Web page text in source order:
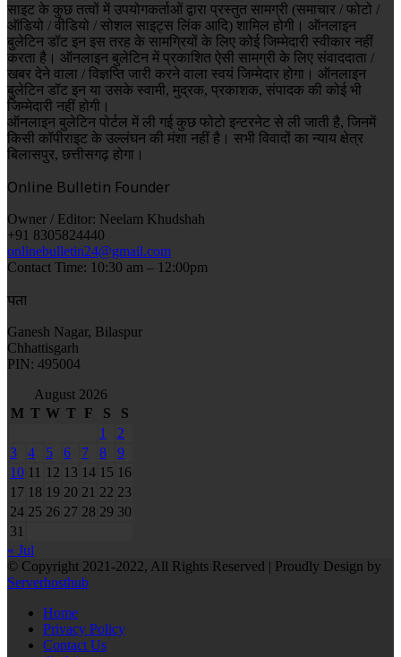
साइट के कुछ तत्वों में उपयोगकर्ताओं द्वारा प्रस्तुत सामग्री (समाचार / फोटो /
ऑडियो / वीडियो / सोशल साइट्स लिंक आदि) शामिल होगी। ऑनलाइन
बुलेटिन डॉट इन इस तरह के सामग्रियों के लिए कोई जिम्मेदारी स्वीकार नहीं
करता है। ऑनलाइन बुलेटिन में प्रकाशित ऐसी सामग्री के लिए संवाददाता /
खबर देने वाला / विज्ञप्ति जारी करने वाला स्वयं जिम्मेदार होगा। ऑनलाइन
बुलेटिन डॉट इन या उसके स्वामी, मुद्रक, प्रकाशक, संपादक की कोई भी
जिम्मेदारी नहीं होगी।
ऑनलाइन बुलेटिन पोर्टल में ली गई कुछ फोटो इन्टरनेट से ली जाती है, जिनमें
किसी कॉपीराइट के उल्लंघन की मंशा नहीं है। सभी विवादों का न्याय क्षेत्र
बिलासपुर, छत्तीसगढ़ होगा।
Online Bulletin Founder
Owner / Editor: Neelam Khudshah
+91 8305824440
onlinebulletin24@gmail.com
Contact Time: 10:30 am – 12:00pm
पता
Ganesh Nagar, Bilaspur
Chhattisgarh
PIN: 495004
August 2026
M T W T F S
S
1
2
3
4 5 6 7 8
9
10 11 12 13 14 15 16
17 18 19 20 21 22 23
24 25 26 27 28 29 30
31
« Jul
© Copyright 2021-2022, All Rights Reserved | Proudly Design by
Serverhosthub
Home
Privacy Policy
Contact Us